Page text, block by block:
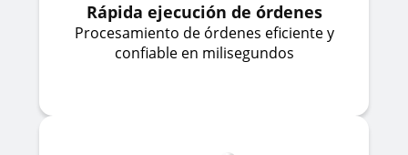
Rápida ejecución de órdenes
Procesamiento de órdenes eficiente y
confiable en milisegundos